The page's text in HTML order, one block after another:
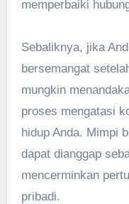
memperbaiki
Sebaliknya, jika
bersemangat
mungkin
proses mengatasi
hidup Anda. Mimpi
dapat dianggap
mencerminkan
pribadi.